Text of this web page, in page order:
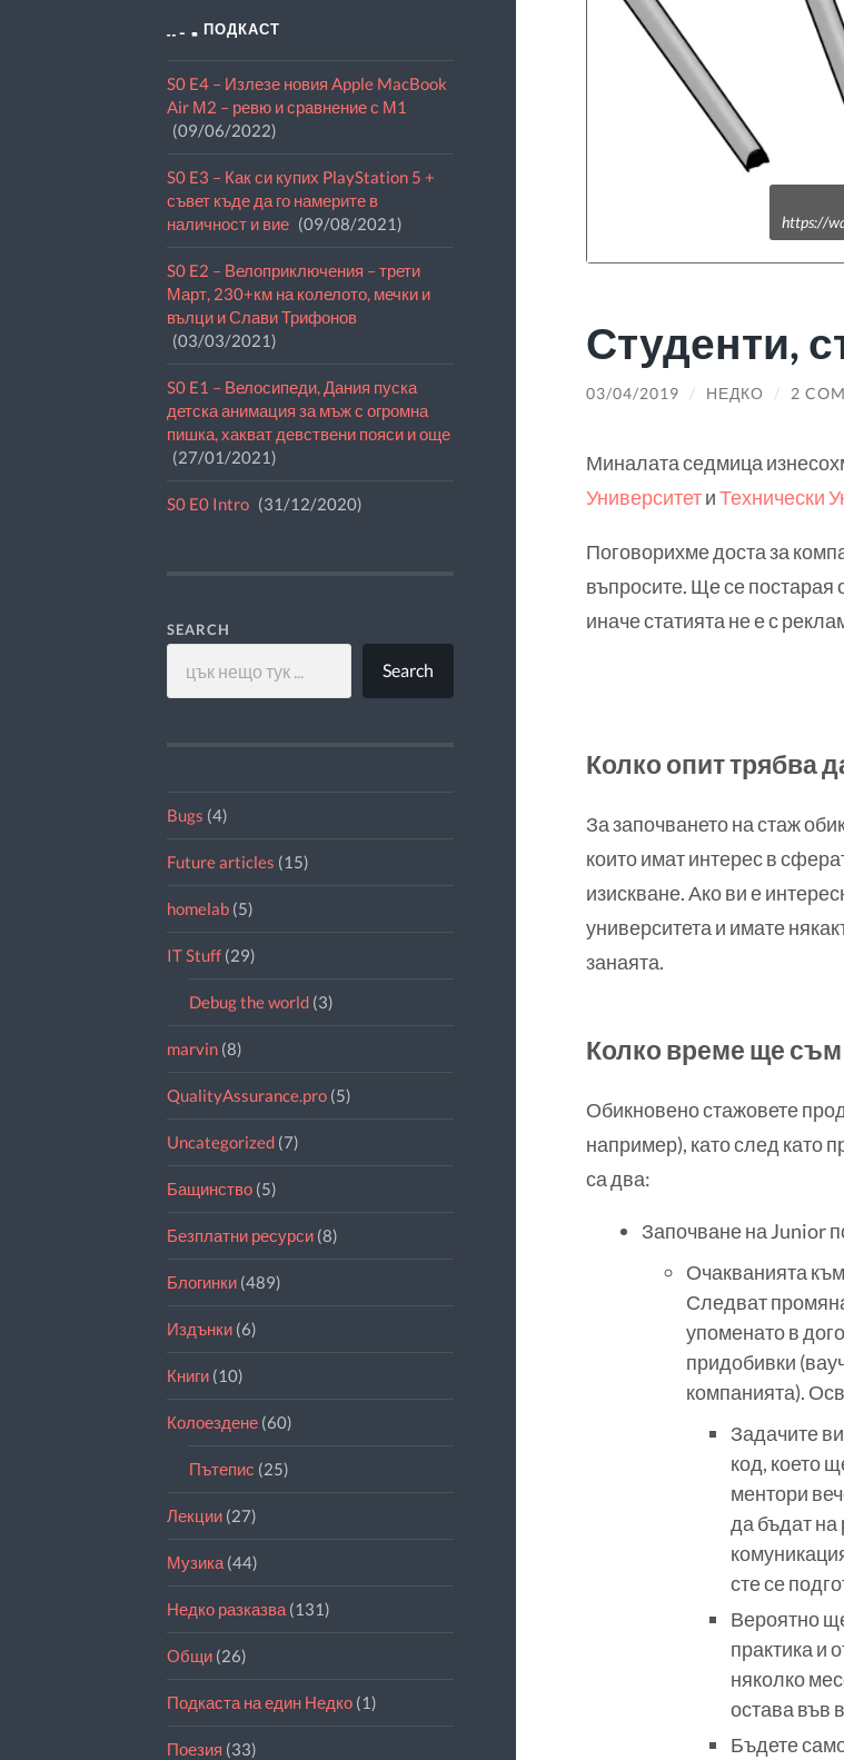
THE ПОДКАСТ
S0 E4 – Излезе новия Apple MacBook
Air М2 – ревю и сравнение с М1
09/06/2022
S0 E3 – Как си купих PlayStation 5 +
съвет къде да го намерите в
наличност и вие
09/08/2021
S0 E2 – Велоприключения – трети
Март, 230+км на колелото, мечки и
вълци и Слави Трифонов
03/03/2021
S0 E1 – Велосипеди, Дания пуска
детска анимация за мъж с огромна
пишка, хакват девствени пояси и още
27/01/2021
S0 E0 Intro 31/12/2020
SEARCH
Search
Bugs (4)
Future articles (15)
homelab(5)
IT Stuff(29)
Debug the world(3)
marvin(8)
QualityAssurance.pro(5)
Uncategorized(7)
Бащинство(5)
Безплатни ресурси(8)
Блогинки(489)
Издънки(6)
Книги(10)
Колоездене(60)
Пътепис (25)
Лекции(27)
Музика(44)
Недко разказва(131)
Общи(26)
Подкаста на един Недко(1)
Поезия (33)
https://
Студенти,
03/04/2019 / НЕДКО / 2
Миналата седмица
УниверситетиТехнически
Поговорихме доста за
въпросите. Ще се постарая
иначе статията не е с
Колко опит трябва
За започването на стаж
които имат интерес в
изискване. Ако ви е
университета и имате
занаята.
Колко време ще съм
Обикновено стажовете
например), като след като
са два:
Започване на Junior
Очакванията
Следват
упоменато в
придобивки
компанията).
Задачите
код, което
ментори
да бъдат на
сте се
Вероятно
практика и
няколко
остава във
Бъдете